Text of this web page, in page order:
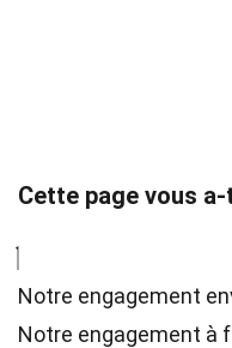
Cette page vous
Notre engagement
Notre engagement à